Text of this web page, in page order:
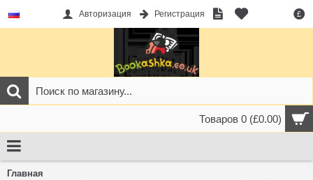
£
Авторизация Регистрация
Товаров 0 (£0.00)
Главная